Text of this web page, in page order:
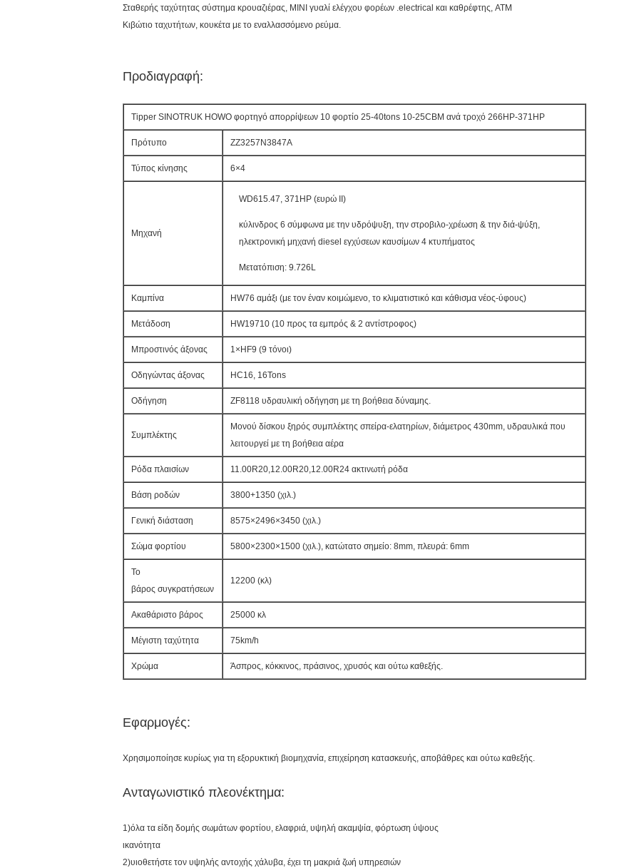
Σταθερής ταχύτητας σύστημα κρουαζιέρας, ΜΙΝΙ γυαλί ελέγχου φορέων .electrical και καθρέφτης, ATM
Κιβώτιο ταχυτήτων, κουκέτα με το εναλλασσόμενο ρεύμα.
Προδιαγραφή:
Tipper SINOTRUK HOWO φορτηγό απορρίψεων 10 φορτίο 25-40tons 10-25CBM ανά τροχό 266HP-371HP
Πρότυπο ZZ3257N3847A
Τύπος κίνησης 6×4
Μηχανή
WD615.47, 371HP (ευρώ ΙΙ)
κύλινδρος 6 σύμφωνα με την υδρόψυξη, την στροβιλο-χρέωση & την διά-ψύξη,
ηλεκτρονική μηχανή diesel εγχύσεων καυσίμων 4 κτυπήματος
Μετατόπιση: 9.726L
Καμπίνα HW76 αμάξι (με τον έναν κοιμώμενο, το κλιματιστικό και κάθισμα νέος-ύφους)
Μετάδοση HW19710 (10 προς τα εμπρός & 2 αντίστροφος)
Μπροστινός άξονας 1×HF9 (9 τόνοι)
Οδηγώντας άξονας HC16, 16Tons
Οδήγηση ZF8118 υδραυλική οδήγηση με τη βοήθεια δύναμης.
Συμπλέκτης
Μονού δίσκου ξηρός συμπλέκτης σπείρα-ελατηρίων, διάμετρος 430mm, υδραυλικά που
λειτουργεί με τη βοήθεια αέρα
Ρόδα πλαισίων 11.00R20,12.00R20,12.00R24 ακτινωτή ρόδα
Βάση ροδών 3800+1350 (χιλ.)
Γενική διάσταση 8575×2496×3450 (χιλ.)
Σώμα φορτίου 5800×2300×1500 (χιλ.), κατώτατο σημείο: 8mm, πλευρά: 6mm
Το
βάρος συγκρατήσεων
12200 (κλ)
Ακαθάριστο βάρος 25000 κλ
Μέγιστη ταχύτητα 75km/h
Χρώμα Άσπρος, κόκκινος, πράσινος, χρυσός και ούτω καθεξής.
Εφαρμογές:
Χρησιμοποίησε κυρίως για τη εξορυκτική βιομηχανία, επιχείρηση κατασκευής, αποβάθρες και ούτω καθεξής.
Ανταγωνιστικό πλεονέκτημα:
1)όλα τα είδη δομής σωμάτων φορτίου, ελαφριά, υψηλή ακαμψία, φόρτωση ύψους
ικανότητα
2)υιοθετήστε τον υψηλής αντοχής χάλυβα, έχει τη μακριά ζωή υπηρεσιών